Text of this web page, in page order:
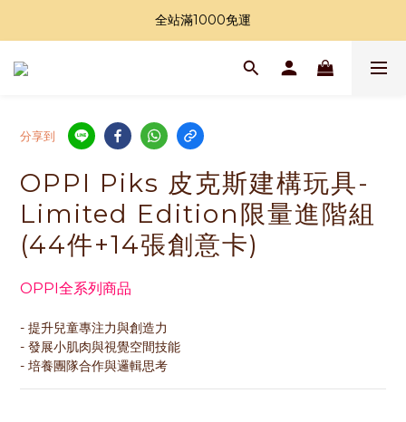
加入LINE好友領購物金
全站滿1000免運
加入LINE好友領購物金
分享到
OPPI Piks 皮克斯建構玩具-
Limited Edition限量進階組
(44件+14張創意卡)
OPPI全系列商品
- 提升兒童專注力與創造力
- 發展小肌肉與視覺空間技能
- 培養團隊合作與邏輯思考